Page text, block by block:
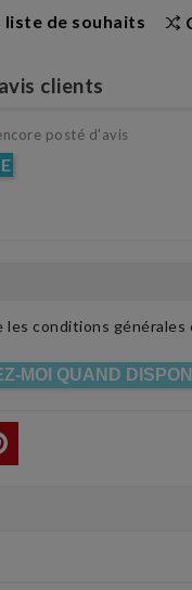
de souhaits
clients
posté d'avis
les conditions
MOI QUAND